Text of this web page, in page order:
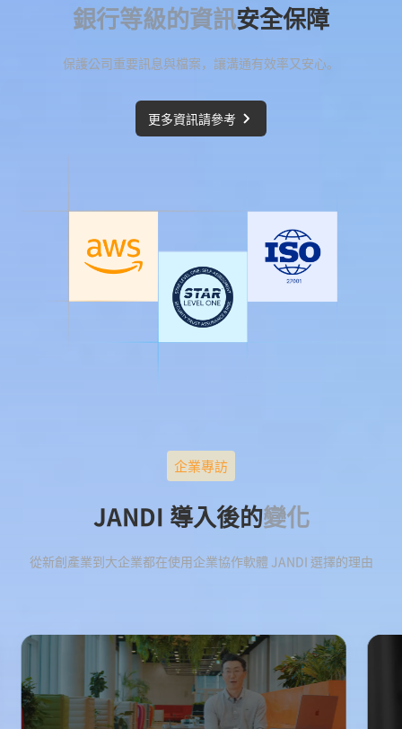
銀行等級的資訊安全保障
保護公司重要訊息與檔案，讓溝通有效率又安心。
更多資訊請參考
企業專訪
JANDI 導入後的變化
從新創產業到大企業都在使用企業協作軟體 JANDI 選擇的理由